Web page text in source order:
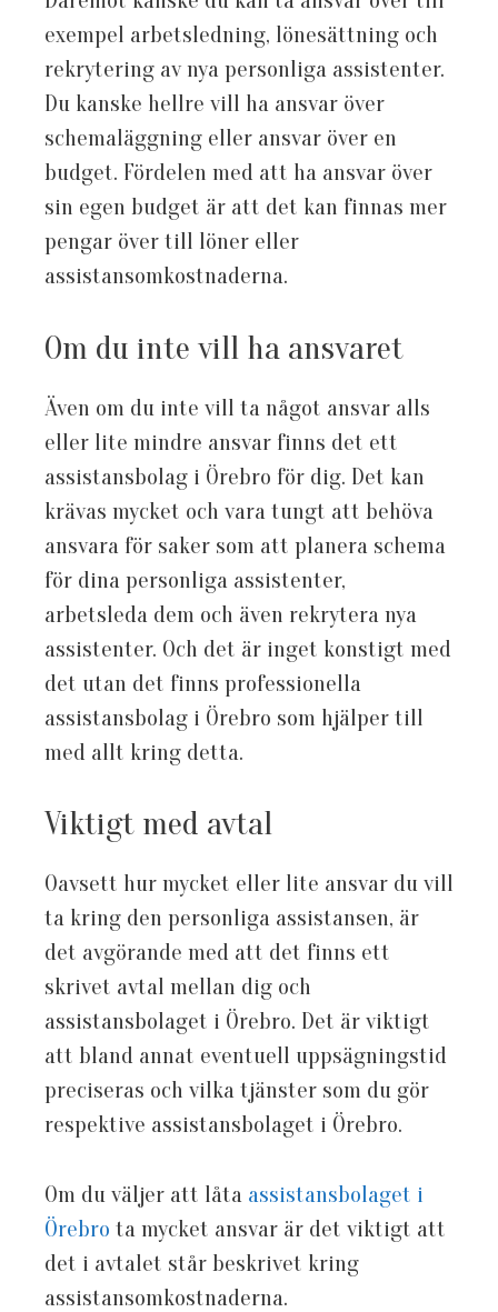
exempel arbetsledning, lönesättning och
rekrytering av nya personliga assistenter.
Du kanske hellre vill ha ansvar över
schemaläggning eller ansvar över en
budget. Fördelen med att ha ansvar över
sin egen budget är att det kan finnas mer
pengar över till löner eller
assistansomkostnaderna.
Om du inte vill ha ansvaret
Även om du inte vill ta något ansvar alls
eller lite mindre ansvar finns det ett
assistansbolag i Örebro för dig. Det kan
krävas mycket och vara tungt att behöva
ansvara för saker som att planera schema
för dina personliga assistenter,
arbetsleda dem och även rekrytera nya
assistenter. Och det är inget konstigt med
det utan det finns professionella
assistansbolag i Örebro som hjälper till
med allt kring detta.
Viktigt med avtal
Oavsett hur mycket eller lite ansvar du vill
ta kring den personliga assistansen, är
det avgörande med att det finns ett
skrivet avtal mellan dig och
assistansbolaget i Örebro. Det är viktigt
att bland annat eventuell uppsägningstid
preciseras och vilka tjänster som du gör
respektive assistansbolaget i Örebro.
Om du väljer att låta assistansbolaget i
Örebro ta mycket ansvar är det viktigt att
det i avtalet står beskrivet kring
assistansomkostnaderna.